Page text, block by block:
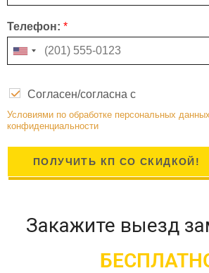
Телефон: *
Согласен/согласна с
Условиями по обработке персональных
конфиденциальности
ПОЛУЧИТЬ КП СО СКИДКОЙ!
Закажите выезд